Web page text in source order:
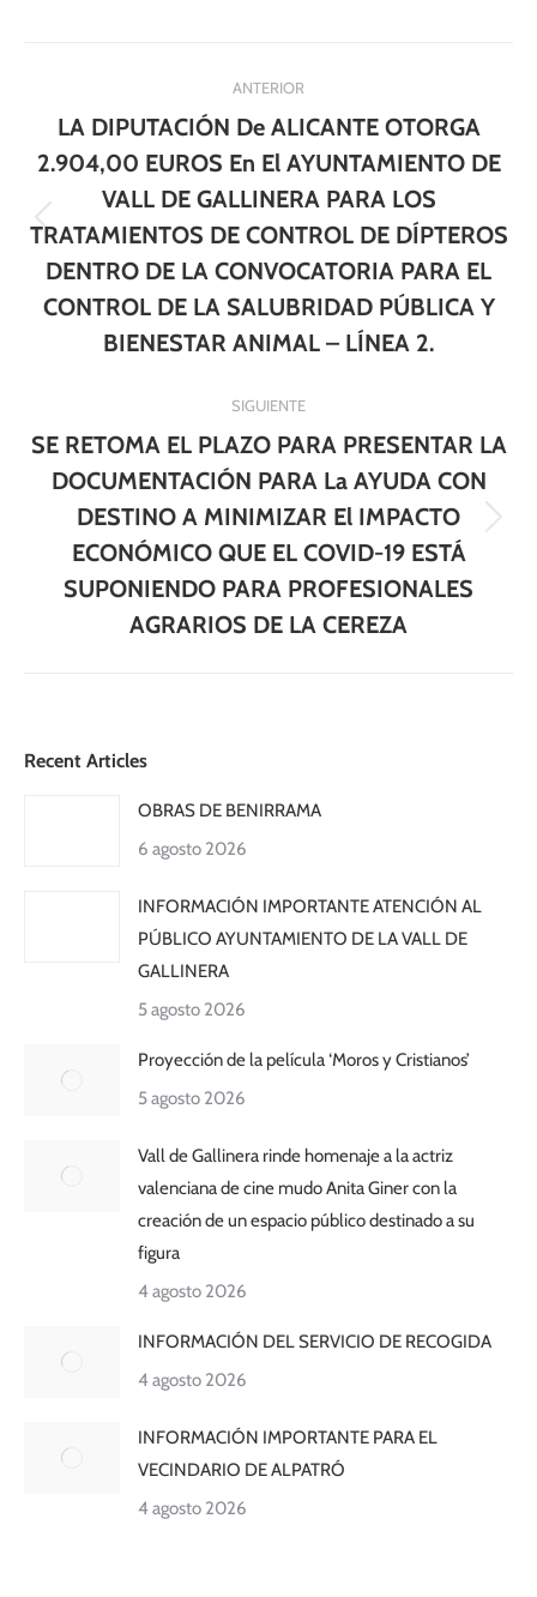
entre
publicaciones
ANTERIOR
Publicación
anterior:
LA DIPUTACIÓN De ALICANTE OTORGA
2.904,00 EUROS En El AYUNTAMIENTO DE
VALL DE GALLINERA PARA LOS
TRATAMIENTOS DE CONTROL DE DÍPTEROS
DENTRO DE LA CONVOCATORIA PARA EL
CONTROL DE LA SALUBRIDAD PÚBLICA Y
BIENESTAR ANIMAL – LÍNEA 2.
SIGUIENTE
Publicación
siguiente:
SE RETOMA EL PLAZO PARA PRESENTAR LA
DOCUMENTACIÓN PARA La AYUDA CON
DESTINO A MINIMIZAR El IMPACTO
ECONÓMICO QUE EL COVID-19 ESTÁ
SUPONIENDO PARA PROFESIONALES
AGRARIOS DE LA CEREZA
Recent Articles
OBRAS DE BENIRRAMA
6 agosto 2026
INFORMACIÓN IMPORTANTE ATENCIÓN AL
PÚBLICO AYUNTAMIENTO DE LA VALL DE
GALLINERA
5 agosto 2026
Proyección de la película ‘Moros y Cristianos’
5 agosto 2026
Vall de Gallinera rinde homenaje a la actriz
valenciana de cine mudo Anita Giner con la
creación de un espacio público destinado a su
figura
4 agosto 2026
INFORMACIÓN DEL SERVICIO DE RECOGIDA
4 agosto 2026
INFORMACIÓN IMPORTANTE PARA EL
VECINDARIO DE ALPATRÓ
4 agosto 2026